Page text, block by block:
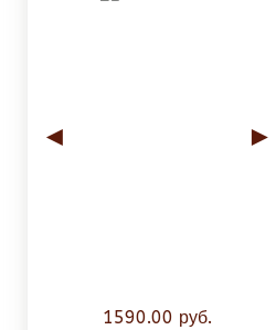
◄ ►
1590.00 руб.